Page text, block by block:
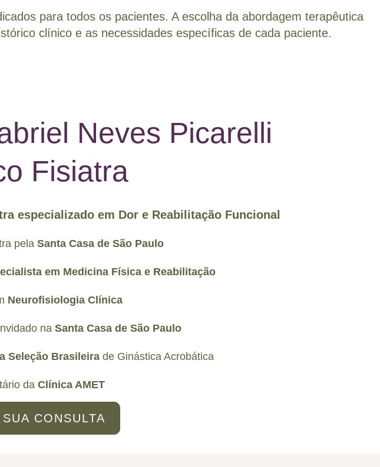
para todos os pacientes. A escolha da abordagem terapêutica
clínico e as necessidades específicas de cada paciente.
Neves Picarelli
Fisiatra
especializado em Dor e Reabilitação Funcional
pela Santa Casa de São Paulo
em Medicina Física e Reabilitação
Neurofisiologia Clínica
na Santa Casa de São Paulo
Seleção Brasileirade Ginástica Acrobática
da Clínica AMET
CONSULTA